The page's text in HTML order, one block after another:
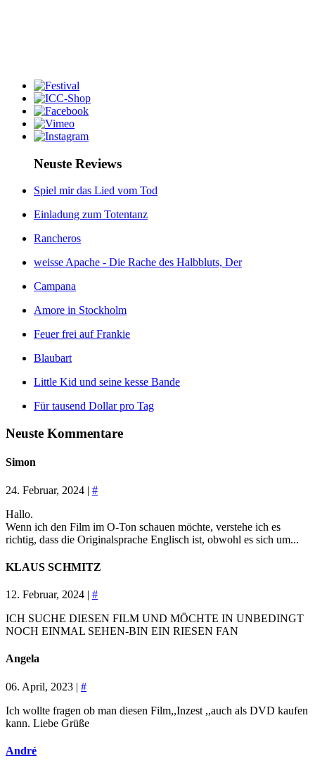
Neuste Reviews
Spiel mir das Lied vom Tod
Einladung zum Totentanz
Rancheros
weisse Apache - Die Rache des Halbbluts, Der
Campana
Amore in Stockholm
Feuer frei auf Frankie
Blaubart
Little Kid und seine kesse Bande
Für tausend Dollar pro Tag
Neuste Kommentare
Simon
24. Februar, 2024 | #
Hallo.
Wenn ich den Film im O-Ton schauen möchte, verstehe ich es
richtig, dass die Originalsprache Englisch ist, obwohl es sich um...
KLAUS SCHMITZ
12. Februar, 2024 | #
ICH SUCHE DIESEN FILM UND MÖCHTE IN UNBEDINGT
NOCH EINMAL SEHEN-BIN EIN RIESEN FAN
Angela
06. April, 2023 | #
Ich wollte fragen ob man diesen Film,,Inzest ,,auch als DVD kaufen
kann. Liebe Grüße
André